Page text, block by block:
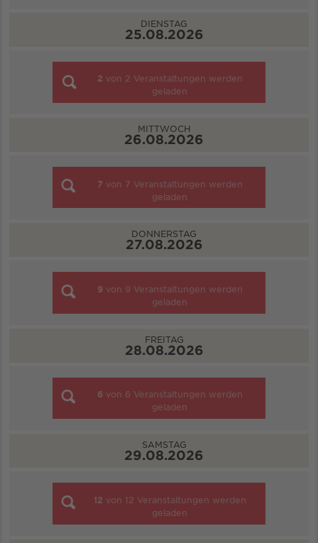
DIENSTAG
25.08.2026
2 von 2 Veranstaltungen werden
geladen
MITTWOCH
26.08.2026
7 von 7 Veranstaltungen werden
geladen
DONNERSTAG
27.08.2026
9 von 9 Veranstaltungen werden
geladen
FREITAG
28.08.2026
6 von 6 Veranstaltungen werden
geladen
SAMSTAG
29.08.2026
12 von 12 Veranstaltungen werden
geladen